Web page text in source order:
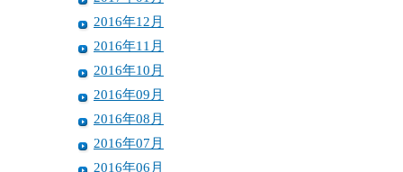
2016年12月
2016年11月
2016年10月
2016年09月
2016年08月
2016年07月
2016年06月